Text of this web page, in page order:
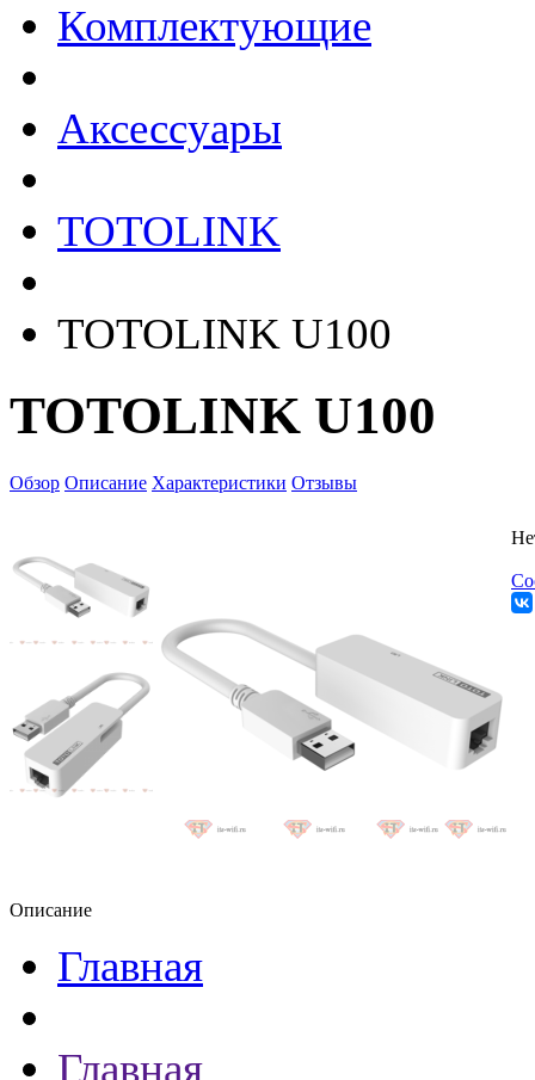
Комплектующие
Аксессуары
TOTOLINK
TOTOLINK U100
TOTOLINK U100
Обзор Описание Характеристики Отзывы
Описание
Главная
Главная